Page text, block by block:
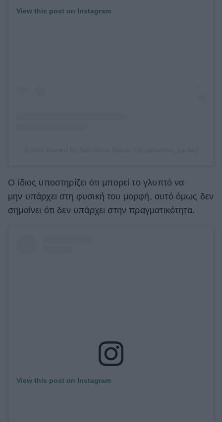
View this post on Instagram
Ο ίδιος υποστηρίζει ότι μπορεί το γλυπτό να
μην υπάρχει στη φυσική του μορφή, αυτό όμως δεν
σημαίνει ότι δεν υπάρχει στην πραγματικότητα.
View this post on Instagram